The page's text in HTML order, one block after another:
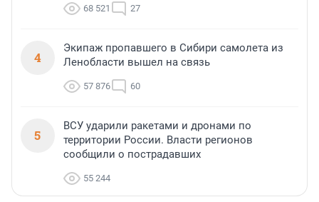
68 521 27
4
Экипаж пропавшего в Сибири самолета из
Ленобласти вышел на связь
57 876 60
5
ВСУ ударили ракетами и дронами по
территории России. Власти регионов
сообщили о пострадавших
55 244